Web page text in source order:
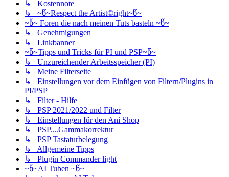
↳ Kostennote
↳ ~წ~Respect the Artist©right~წ~
~წ~ Foren die nach meinen Tuts basteln ~წ~
↳ Genehmigungen
↳ Linkbanner
~წ~Tipps und Tricks für PI und PSP~წ~
↳ Unzureichender Arbeitsspeicher (PI)
↳ Meine Filterseite
↳ Einstellungen vor dem Einfügen von Filtern/Plugins in
PI/PSP
↳ Filter - Hilfe
↳ PSP 2021/2022 und Filter
↳ Einstellungen für den Ani Shop
↳ PSP....Gammakorrektur
↳ PSP Tastaturbelegung
↳ Allgemeine Tipps
↳ Plugin Commander light
~წ~AI Tuben ~წ~